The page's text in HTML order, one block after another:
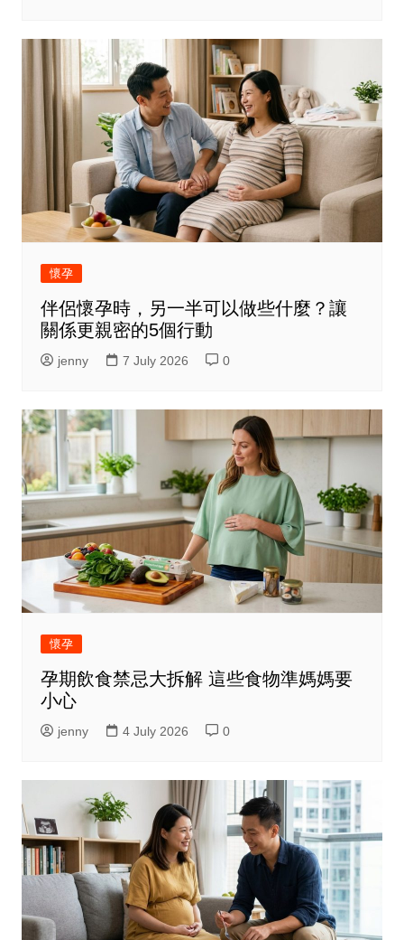
懷孕
伴侶懷孕時，另一半可以做些什麼？讓
關係更親密的5個行動
jenny 7 July 2026 0
懷孕
孕期飲食禁忌大拆解 這些食物準媽媽要
小心
jenny 4 July 2026 0